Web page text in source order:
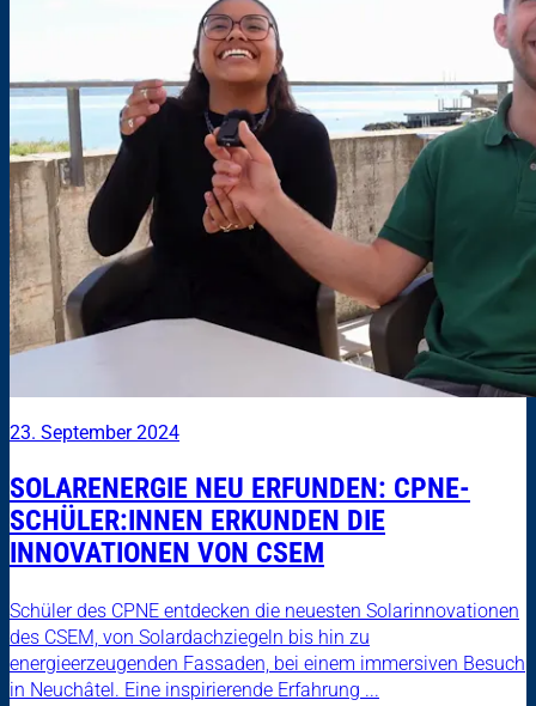
23. September 2024
SOLARENERGIE NEU ERFUNDEN: CPNE-
SCHÜLER:INNEN ERKUNDEN DIE
INNOVATIONEN VON CSEM
Schüler des CPNE entdecken die neuesten Solarinnovationen
des CSEM, von Solardachziegeln bis hin zu
energieerzeugenden Fassaden, bei einem immersiven Besuch
in Neuchâtel. Eine inspirierende Erfahrung ...